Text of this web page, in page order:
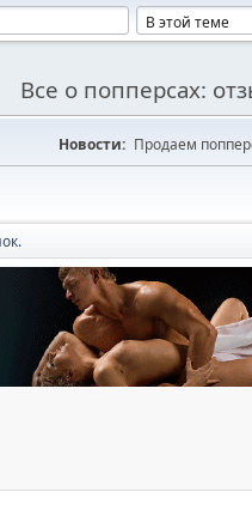
Все о попперсах:
Новости: Продаем